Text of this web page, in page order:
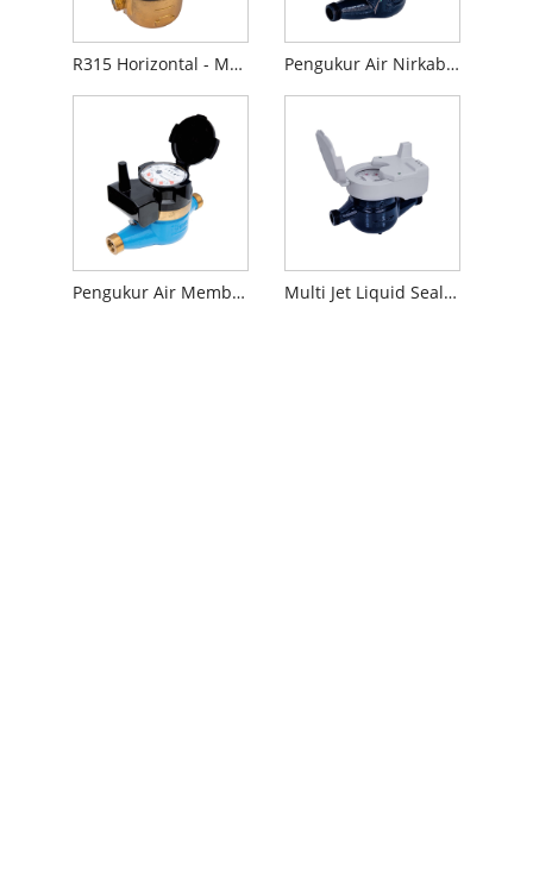
R315 Horizontal - Meteran Air Volumetrik Pengukur Air Nirkabel Cerdas
Pengukur Air Membaca Nirkabel Multi Jet Liquid Sealed Type Water Meter Dengan Induktif Pra-dilengkapi